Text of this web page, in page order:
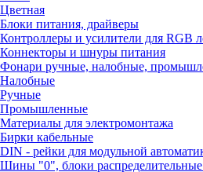
Цветная
Блоки питания, драйверы
Контроллеры и усилители для RGB
Коннекторы и шнуры питания
Фонари ручные, налобные,
Налобные
Ручные
Промышленные
Материалы для электромонтажа
Бирки кабельные
DIN - рейки для модульной
Шины "0", блоки распределительные